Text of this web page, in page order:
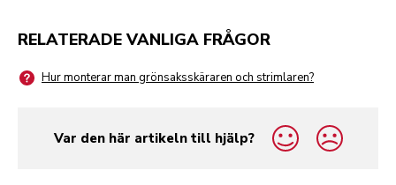
RELATERADE VANLIGA FRÅGOR
Hur monterar man grönsaksskäraren och strimlaren?
Var den här artikeln till hjälp?
yes
no